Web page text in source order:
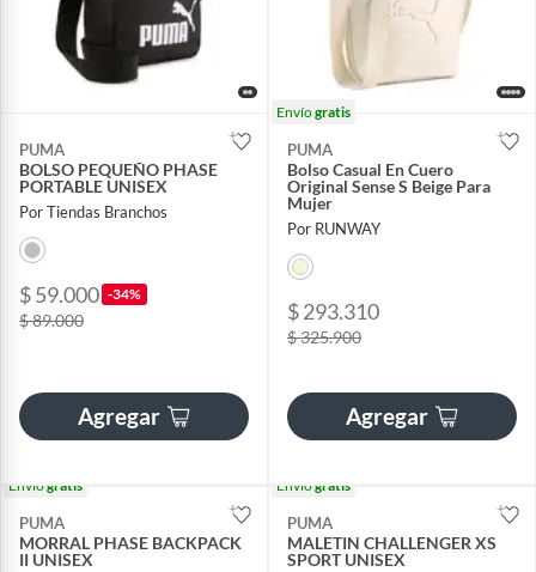
PUMA
BOLSO PEQUEÑO PHASE
PORTABLE UNISEX
Por Tiendas Branchos
$ 59.000 -34%
$ 89.000
Agregar
Envíogratis
PUMA
Bolso Casual En Cuero
Original Sense S Beige Para
Mujer
Por RUNWAY
$ 293.310
$ 325.900
Agregar
Envíogratis
PUMA
MORRAL PHASE BACKPACK
II UNISEX
Envíogratis
PUMA
MALETIN CHALLENGER XS
SPORT UNISEX